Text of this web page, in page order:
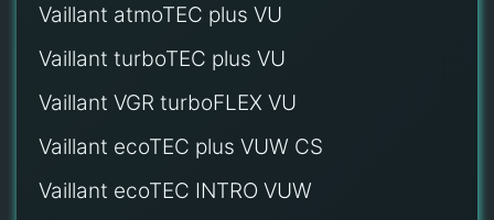
Vaillant atmoTEC plus VU
Vaillant turboTEC plus VU
Vaillant VGR turboFLEX VU
Vaillant ecoTEC plus VUW CS
Vaillant ecoTEC INTRO VUW